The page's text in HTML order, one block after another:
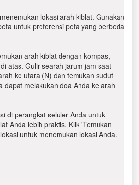
lokasi arah kiblat. Gunakan
untuk preferensi peta yang berbeda
arah kiblat dengan kompas,
atas. Gulir searah jarum jam saat
ke utara (N) dan temukan sudut
dapat melakukan doa Anda ke arah
di perangkat seluler Anda untuk
Anda lebih praktis. Klik 'Temukan
untuk menemukan lokasi Anda.